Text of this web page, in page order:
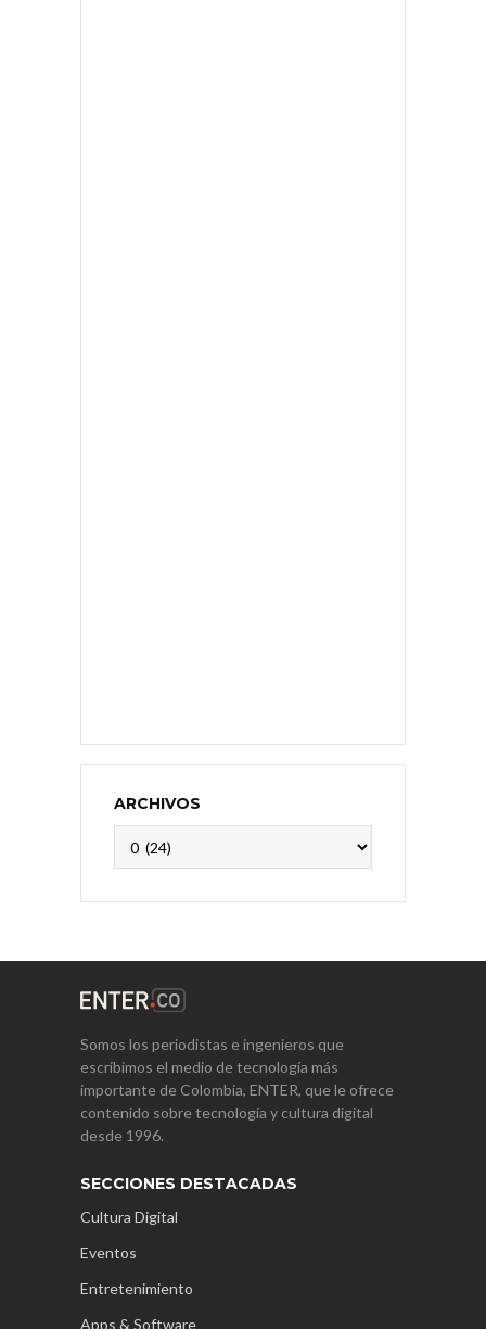
ARCHIVOS
Somos los periodistas e ingenieros que
escribimos el medio de tecnología más
importante de Colombia, ENTER, que le ofrece
contenido sobre tecnología y cultura digital
desde 1996.
SECCIONES DESTACADAS
Cultura Digital
Eventos
Entretenimiento
Apps & Software